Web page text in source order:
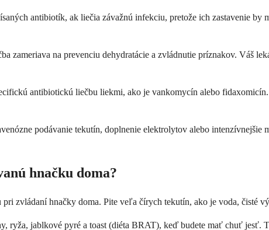
antibiotík, ak liečia závažnú infekciu, pretože ich zastavenie by
zameriava na prevenciu dehydratácie a zvládnutie príznakov. Váš
antibiotickú liečbu liekmi, ako je vankomycín alebo
podávanie tekutín, doplnenie elektrolytov alebo
hnačku doma?
zvládaní hnačky doma. Pite veľa čírych tekutín, ako je voda, čisté
ryža, jablkové pyré a toast (diéta BRAT), keď budete mať chuť jesť.